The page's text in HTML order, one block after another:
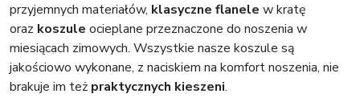
przyjemnych materiałów, klasyczne flanele w kratę
oraz koszule ocieplane przeznaczone do noszenia w
miesiącach zimowych. Wszystkie nasze koszule są
jakościowo wykonane, z naciskiem na komfort noszenia, nie
brakuje im też praktycznych kieszeni.